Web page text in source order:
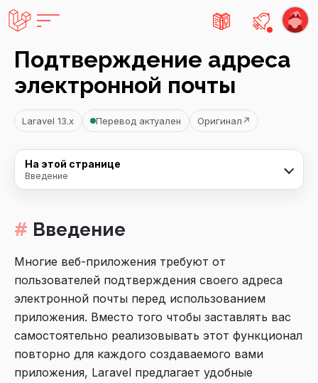
Есть не
Подтверждение адреса
электронной почты
Laravel 13.x Перевод актуален Оригинал ↗
На этой странице
Введение
Введение
Многие веб-приложения требуют от
пользователей подтверждения своего адреса
электронной почты перед использованием
приложения. Вместо того чтобы заставлять вас
самостоятельно реализовывать этот функционал
повторно для каждого создаваемого вами
приложения, Laravel предлагает удобные